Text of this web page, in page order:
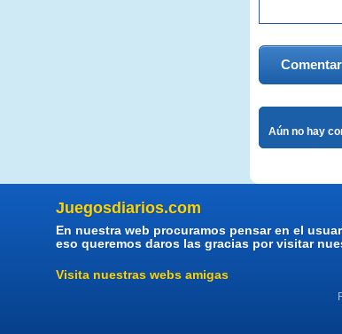
Comentar
Aún no hay
Juegosdiarios.com
En nuestra web procuramos pensar en el
eso queremos daros las gracias por visitar
Visita nuestras webs amigas